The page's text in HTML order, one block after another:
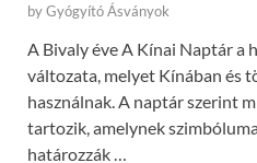
byGyógyító Ásványok
A Bivaly éve A Kínai Naptár a
változata, melyet Kínában és
használnak. A naptár szerint
tartozik, amelynek
határozzák …